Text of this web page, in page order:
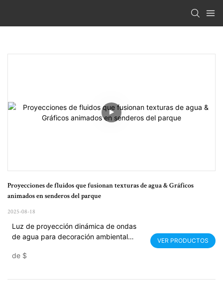
Proyecciones de fluidos que fusionan texturas de agua & Gráficos
animados en senderos del parque
2025-08-18
Luz de proyección dinámica de ondas
de agua para decoración ambiental
de $
VER PRODUCTOS